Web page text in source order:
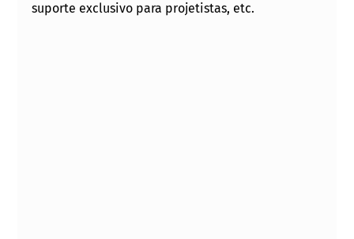
suporte exclusivo para projetistas, etc.